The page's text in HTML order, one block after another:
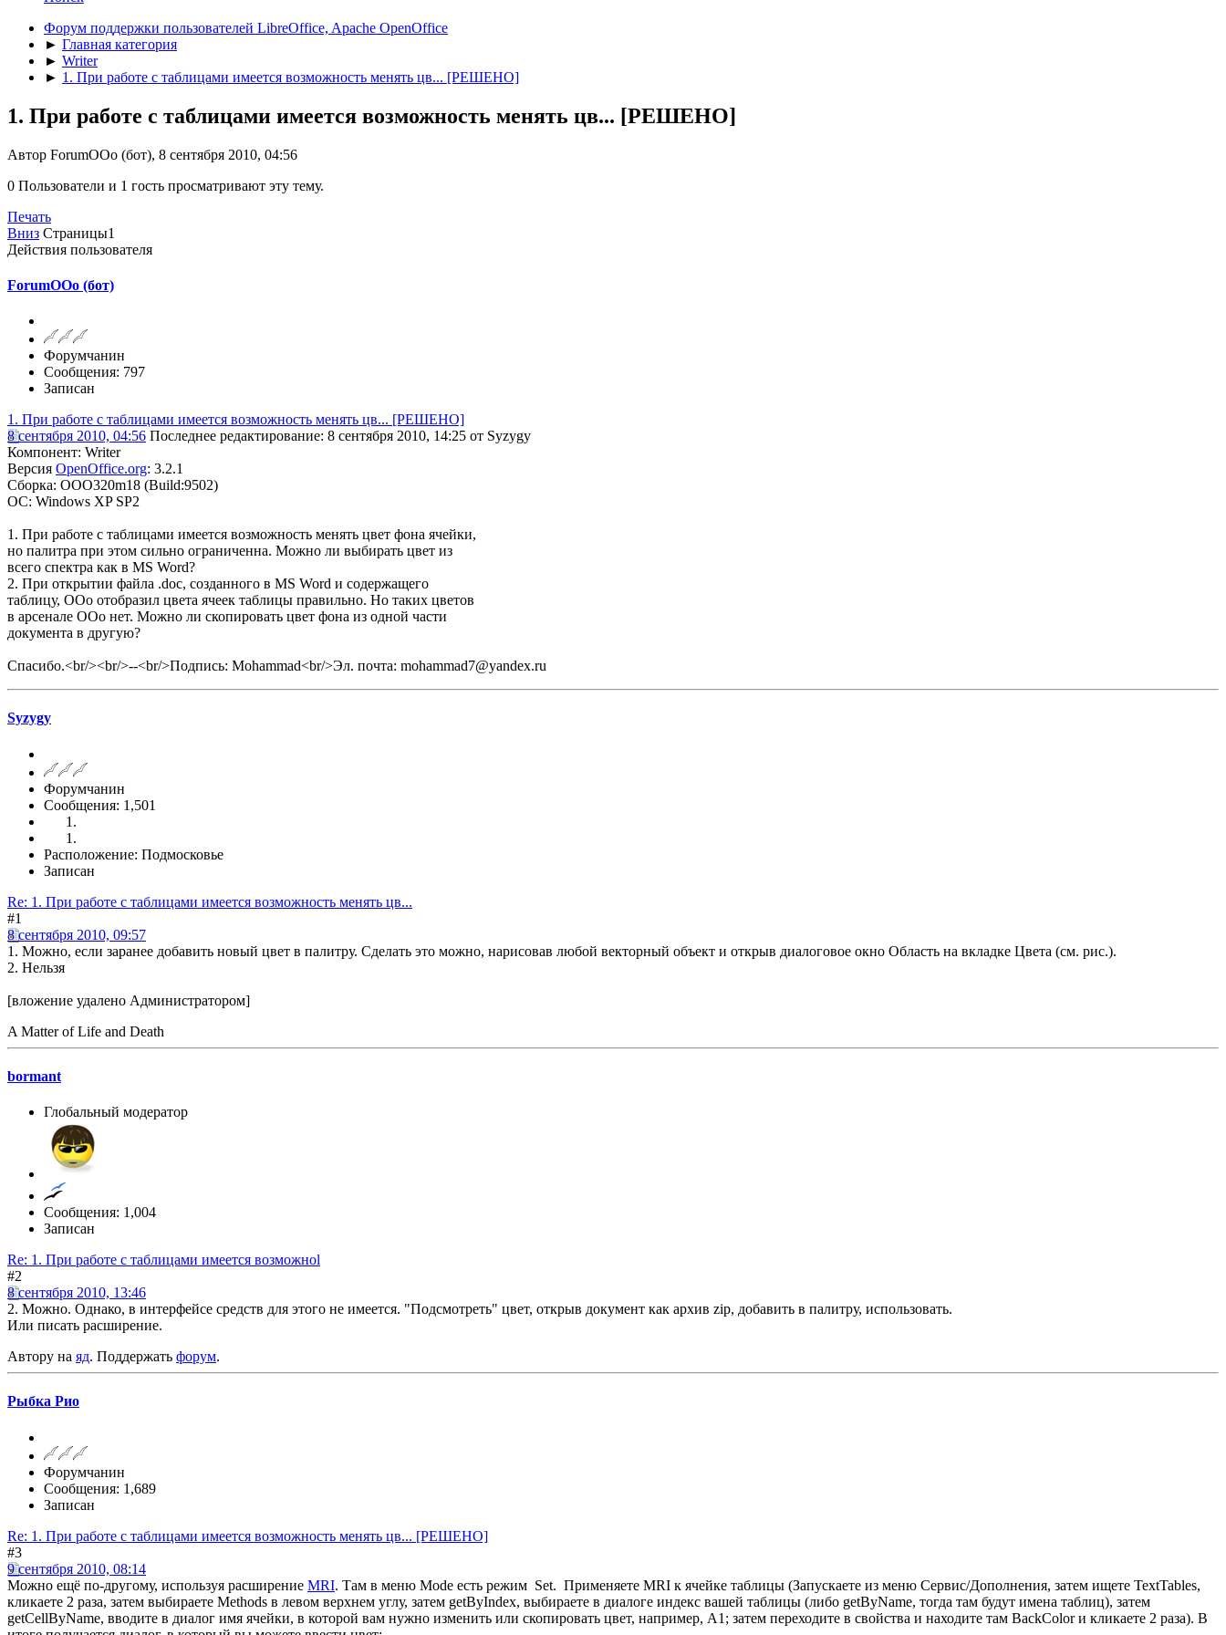
Форум поддержки пользователей LibreOffice, Apache OpenOffice
► Главная категория
► Writer
► 1. При работе с таблицами имеется возможность менять цв... [РЕШЕНО]
1. При работе с таблицами имеется возможность менять цв... [РЕШЕНО]
Автор ForumOOo (бот), 8 сентября 2010, 04:56
0 Пользователи и 1 гость просматривают эту тему.
Печать
Вниз Страницы1
Действия пользователя
ForumOOo (бот)
Форумчанин
Сообщения: 797
Записан
1. При работе с таблицами имеется возможность менять цв... [РЕШЕНО]
8 сентября 2010, 04:56 Последнее редактирование: 8 сентября 2010, 14:25 от Syzygy
Компонент: Writer
Версия OpenOffice.org: 3.2.1
Сборка: OOO320m18 (Build:9502)
ОС: Windows XP SP2
1. При работе с таблицами имеется возможность менять цвет фона ячейки,
но палитра при этом сильно ограниченна. Можно ли выбирать цвет из
всего спектра как в MS Word?
2. При открытии файла .doc, созданного в MS Word и содержащего
таблицу, OOo отобразил цвета ячеек таблицы правильно. Но таких цветов
в арсенале OOo нет. Можно ли скопировать цвет фона из одной части
документа в другую?
Спасибо.<br/><br/>--<br/>Подпись: Mohammad<br/>Эл. почта: mohammad7@yandex.ru
Syzygy
Форумчанин
Сообщения: 1,501
Расположение: Подмосковье
Записан
Re: 1. При работе с таблицами имеется возможность менять цв...
#1
8 сентября 2010, 09:57
1. Можно, если заранее добавить новый цвет в палитру. Сделать это можно, нарисовав любой векторный объект и открыв диалоговое окно Область на вкладке Цвета (см. рис.).
2. Нельзя
[вложение удалено Администратором]
A Matter of Life and Death
bormant
Глобальный модератор
Сообщения: 1,004
Записан
Re: 1. При работе с таблицами имеется возможноl
#2
8 сентября 2010, 13:46
2. Можно. Однако, в интерфейсе средств для этого не имеется. "Подсмотреть" цвет, открыв документ как архив zip, добавить в палитру, использовать.
Или писать расширение.
Автору на яд. Поддержать форум.
Рыбка Рио
Форумчанин
Сообщения: 1,689
Записан
Re: 1. При работе с таблицами имеется возможность менять цв... [РЕШЕНО]
#3
9 сентября 2010, 08:14
Можно ещё по-другому, используя расширение MRI. Там в меню Mode есть режим Set. Применяете MRI к ячейке таблицы (Запускаете из меню Сервис/Дополнения, затем ищете TextTables,
кликаете 2 раза, затем выбираете Methods в левом верхнем углу, затем getByIndex, выбираете в диалоге индекс вашей таблицы (либо getByName, тогда там будут имена таблиц), затем
getCellByName, вводите в диалог имя ячейки, в которой вам нужно изменить или скопировать цвет, например, A1; затем переходите в свойства и находите там BackColor и кликаете 2 раза). В